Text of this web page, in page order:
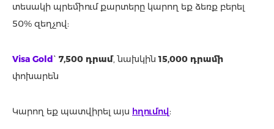
տեսակի պրեմիում քարտերը կարող եք ձեռք բերել
50% զեղչով:
Visa Gold` 7,500 դրամ, նախկին15,000 դրամի
փոխարեն
Կարող եք պատվիրել այս հղումով: